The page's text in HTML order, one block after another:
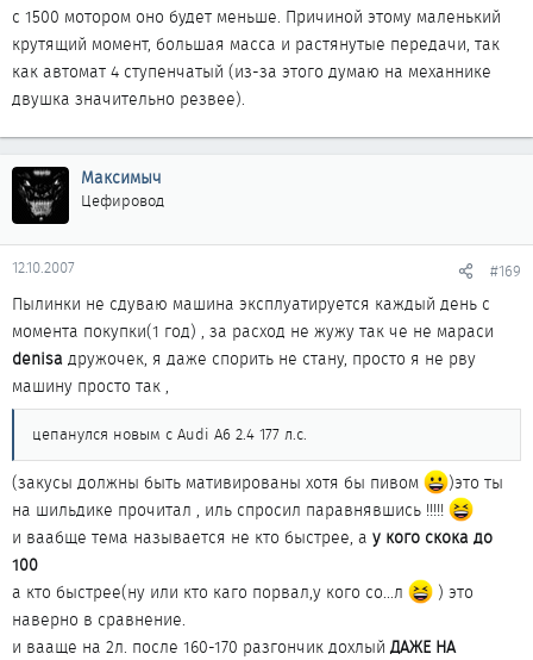
с 1500 мотором оно будет меньше. Причиной этому маленький
крутящий момент, большая масса и растянутые передачи, так
как автомат 4 ступенчатый (из-за этого думаю на механнике
двушка значительно резвее).
Максимыч
Цефировод
12.10.2007 #169
Пылинки не сдуваю машина эксплуатируется каждый день с
момента покупки(1 год) , за расход не жужу так че не мараси
denisa дружочек, я даже спорить не стану, просто я не рву
машину просто так ,
цепанулся новым с Audi A6 2.4 177 л.с.
(закусы должны быть мативированы хотя бы пивом
)это ты
на шильдике прочитал , иль спросил паравнявшись !!!!!
и ваабще тема называется не кто быстрее, а у кого скока до
100
а кто быстрее(ну или кто каго порвал,у кого со...л
) это
наверно в сравнение.
и вааще на 2л. после 160-170 разгончик дохлый ДАЖЕ НА